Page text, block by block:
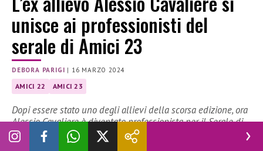
unisce ai professionisti del
serale di Amici 23
DEBORA PARIGI | 16 MARZO 2024
AMICI 22 AMICI 23
Dopi essere stato uno degli allievi della scorsa edizione, ora
Alessio Cavaliere è diventato professionista per il Serale di
Amici 23